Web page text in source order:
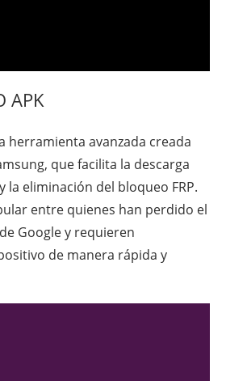
APK
herramienta avanzada creada
que facilita la descarga
la eliminación del bloqueo FRP.
entre quienes han perdido el
Google y requieren
de manera rápida y